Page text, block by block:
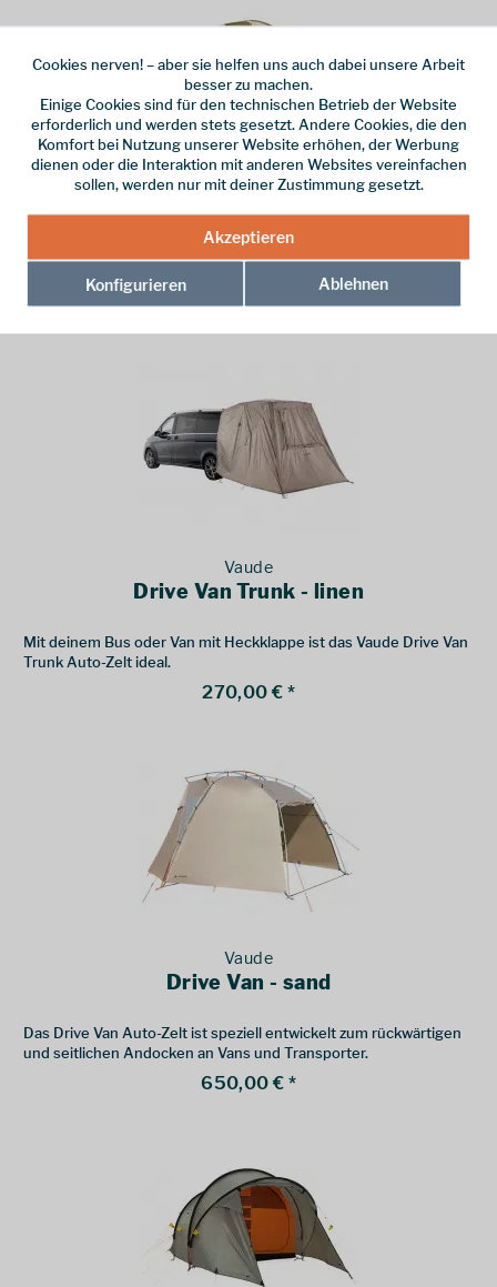
Robens
599,95 € * 899,95 € *
Vaude
Drive Van Trunk - linen
Mit deinem Bus oder Van mit Heckklappe ist das Vaude Drive Van
Trunk Auto-Zelt ideal.
270,00 € *
Vaude
Drive Van - sand
Das Drive Van Auto-Zelt ist speziell entwickelt zum rückwärtigen
und seitlichen Andocken an Vans und Transporter.
650,00 € *
Cookies nerven! – aber sie helfen uns auch dabei unsere Arbeit
besser zu machen.
Einige Cookies sind für den technischen Betrieb der Website
erforderlich und werden stets gesetzt. Andere Cookies, die den
Komfort bei Nutzung unserer Website erhöhen, der Werbung
dienen oder die Interaktion mit anderen Websites vereinfachen
sollen, werden nur mit deiner Zustimmung gesetzt.
Akzeptieren
Konfigurieren Ablehnen